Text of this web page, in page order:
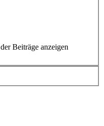
Beiträge anzeigen